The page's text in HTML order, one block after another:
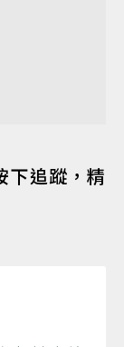
下追蹤，精